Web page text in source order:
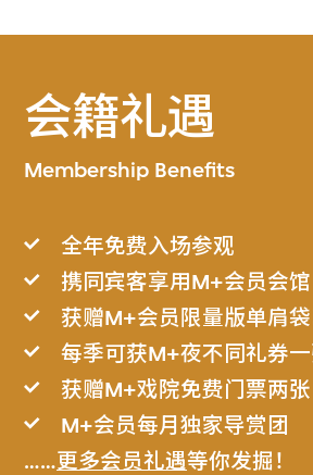
会籍礼遇
Membership Benefits
全年免费入场参观
携同宾客享用M+会员会馆
获赠M+会员限量版单肩
每季可获M+夜不同礼券
获赠M+戏院免费门票两张
M+会员每月独家导赏团
……更多会员礼遇等你发掘！